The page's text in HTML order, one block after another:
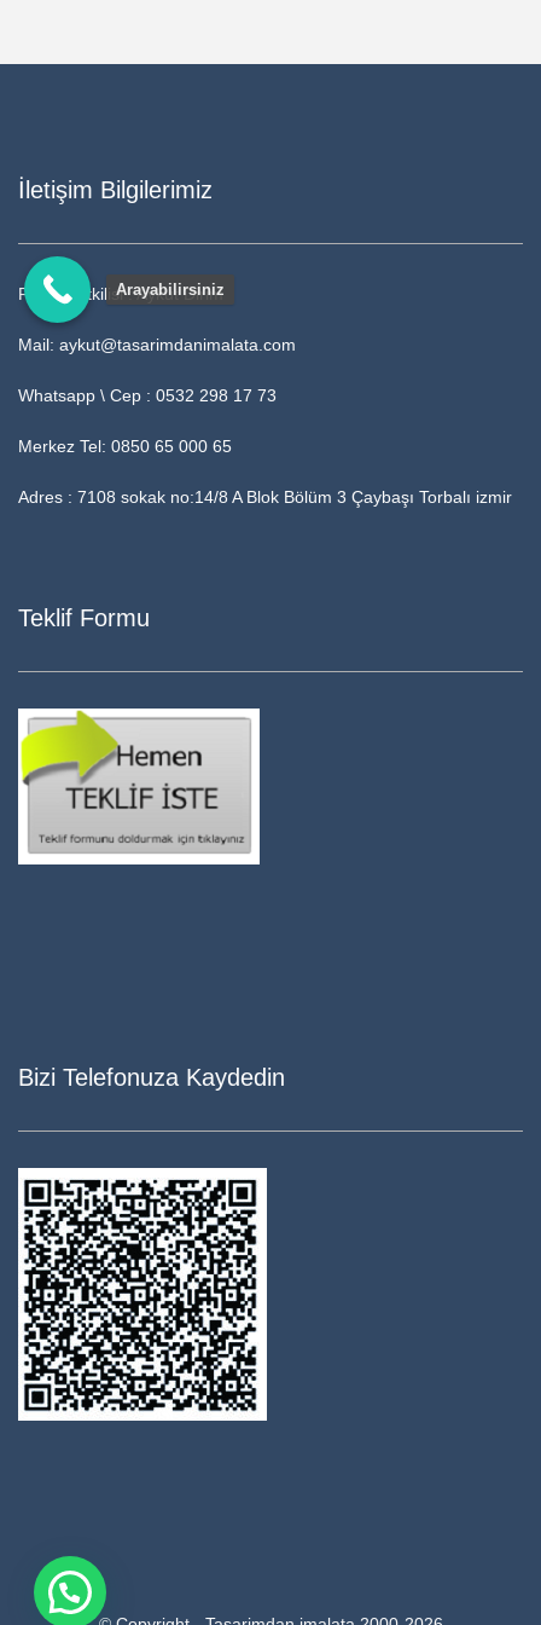
İletişim Bilgilerimiz
Firma Yetkilisi : Aykut Dirim
Mail: aykut@tasarimdanimalata.com
Whatsapp \ Cep : 0532 298 17 73
Merkez Tel: 0850 65 000 65
Adres : 7108 sokak no:14/8 A Blok Bölüm 3 Çaybaşı Torbalı izmir
Teklif Formu
Bizi Telefonuza Kaydedin
Arayabilirsiniz